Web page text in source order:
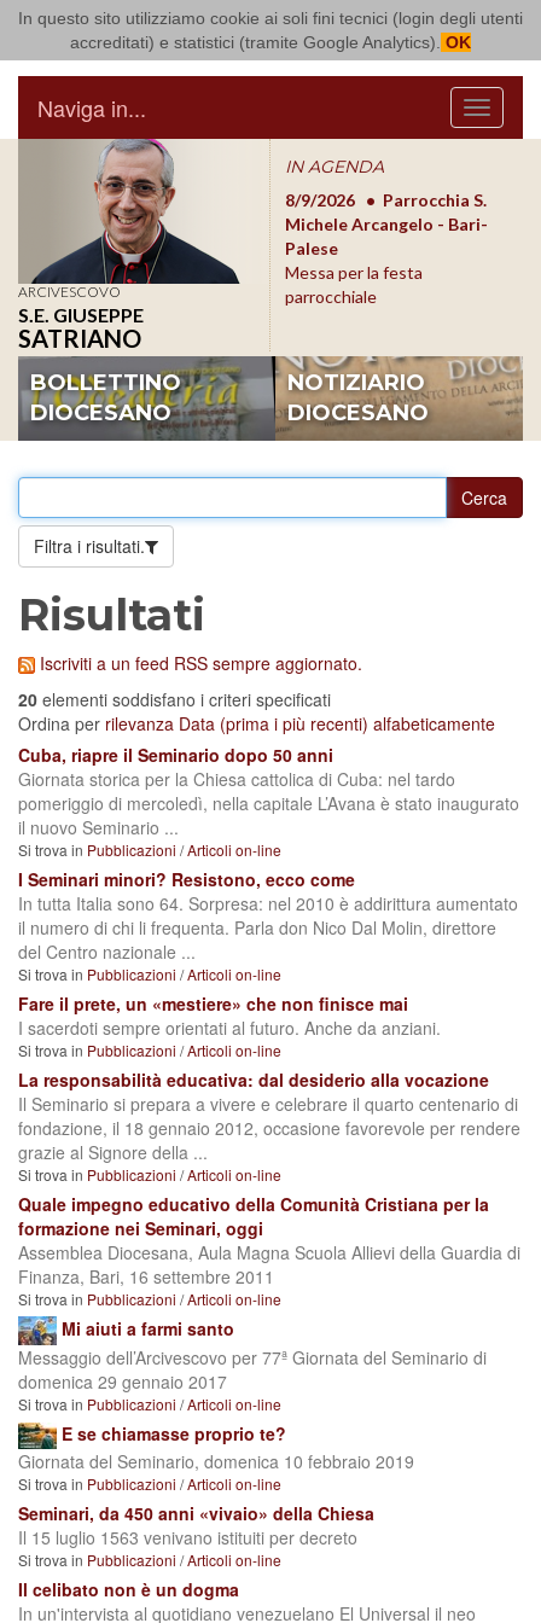
In questo sito utilizziamo cookie ai soli fini tecnici (login degli utenti
accreditati) e statistici (tramite Google Analytics). OK
Arcidiocesi di Bari Bitonto
Menu
Naviga in...
ARCIVESCOVO
S.E. GIUSEPPE
SATRIANO
IN AGENDA
8/17/2026
Conversano
Conferenza Episcopale
Pugliese
8/9/2026
Parrocchia S.
Michele Arcangelo - Bari-
Palese
Messa per la festa
parrocchiale
BOLLETTINO
DIOCESANO
NOTIZIARIO
DIOCESANO
Filtra i risultati.
Risultati
Iscriviti a un feed RSS sempre aggiornato.
20 elementi soddisfano i criteri specificati
Ordina per rilevanza Data (prima i più recenti) alfabeticamente
Cuba, riapre il Seminario dopo 50 anni
Giornata storica per la Chiesa cattolica di Cuba: nel tardo
pomeriggio di mercoledì, nella capitale L’Avana è stato inaugurato
il nuovo Seminario ...
Si trova in Pubblicazioni /Articoli on-line
I Seminari minori? Resistono, ecco come
In tutta Italia sono 64. Sorpresa: nel 2010 è addirittura aumentato
il numero di chi li frequenta. Parla don Nico Dal Molin, direttore
del Centro nazionale ...
Si trova in Pubblicazioni /Articoli on-line
Fare il prete, un «mestiere» che non finisce mai
I sacerdoti sempre orientati al futuro. Anche da anziani.
Si trova in Pubblicazioni /Articoli on-line
La responsabilità educativa: dal desiderio alla vocazione
Il Seminario si prepara a vivere e celebrare il quarto centenario di
fondazione, il 18 gennaio 2012, occasione favorevole per rendere
grazie al Signore della ...
Si trova in Pubblicazioni /Articoli on-line
Quale impegno educativo della Comunità Cristiana per la
formazione nei Seminari, oggi
Assemblea Diocesana, Aula Magna Scuola Allievi della Guardia di
Finanza, Bari, 16 settembre 2011
Si trova in Pubblicazioni /Articoli on-line
Mi aiuti a farmi santo
Messaggio dell’Arcivescovo per 77ª Giornata del Seminario di
domenica 29 gennaio 2017
Si trova in Pubblicazioni /Articoli on-line
E se chiamasse proprio te?
Giornata del Seminario, domenica 10 febbraio 2019
Si trova in Pubblicazioni /Articoli on-line
Seminari, da 450 anni «vivaio» della Chiesa
Il 15 luglio 1563 venivano istituiti per decreto
Si trova in Pubblicazioni /Articoli on-line
Il celibato non è un dogma
In un'intervista al quotidiano venezuelano El Universal il neo